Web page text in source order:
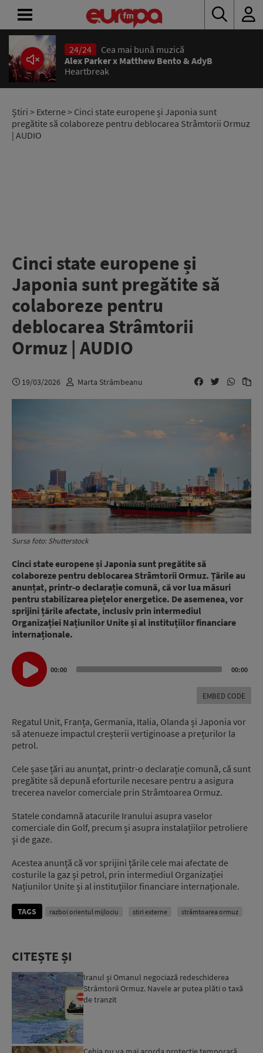
24/24
Cea mai bună muzică
Alex Parker x Matthew Bento & AdyB
Heartbreak
Știri > Externe> Cinci state europene și Japonia sunt
pregătite să colaboreze pentru deblocarea Strâmtorii Ormuz
| AUDIO
Cinci state europene și
Japonia sunt pregătite să
colaboreze pentru
deblocarea Strâmtorii
Ormuz | AUDIO
19/03/2026 Marta Strâmbeanu
Sursa foto: Shutterstock
Cinci state europene și Japonia sunt pregătite să
colaboreze pentru deblocarea Strâmtorii Ormuz. Țările au
anunțat, printr-o declarație comună, că vor lua măsuri
pentru stabilizarea piețelor energetice. De asemenea, vor
sprijini țările afectate, inclusiv prin intermediul
Organizației Națiunilor Unite și al instituțiilor financiare
internaționale.
Audio
Player
00:00 00:00
EMBED CODE
Regatul Unit, Franța, Germania, Italia, Olanda și Japonia vor
să atenueze impactul creșterii vertiginoase a prețurilor la
petrol.
Cele șase țări au anunțat, printr-o declarație comună, că sunt
pregătite să depună eforturile necesare pentru a asigura
trecerea navelor comerciale prin Strâmtoarea Ormuz.
Statele condamnă atacurile Iranului asupra vaselor
comerciale din Golf, precum și asupra instalațiilor petroliere
și de gaze.
Acestea anunță că vor sprijini țările cele mai afectate de
costurile la gaz și petrol, prin intermediul Organizației
Națiunilor Unite și al instituțiilor financiare internaționale.
TAGS razboi orientul mijlociu stiri externe strâmtoarea ormuz
CITEȘTE ȘI
Iranul și Omanul negociază redeschiderea
Strâmtorii Ormuz. Navele ar putea plăti o taxă
de tranzit
ACASĂ
ȘTIRI
RADIO
CONCURSURI